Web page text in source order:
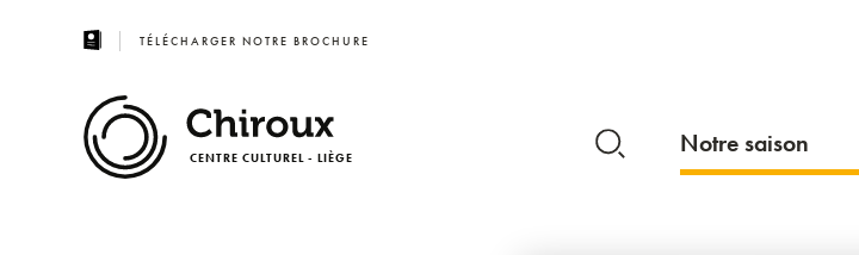
TÉLÉCHARGER NOTRE BROCHURE
CENTRE CULTUREL - LIÈGE Notre saison